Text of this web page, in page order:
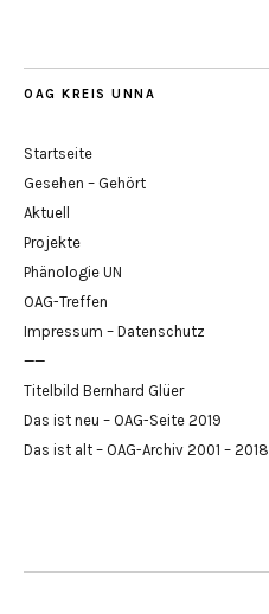
OAG KREIS UNNA
Startseite
Gesehen – Gehört
Aktuell
Projekte
Phänologie UN
OAG-Treffen
Impressum – Datenschutz
——
Titelbild Bernhard Glüer
Das ist neu – OAG-Seite 2019
Das ist alt – OAG-Archiv 2001 – 2018